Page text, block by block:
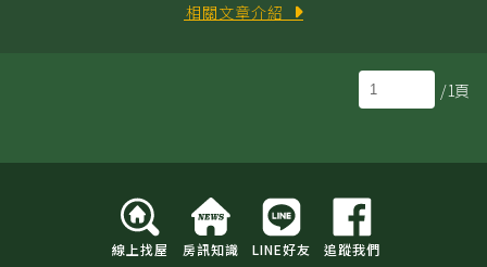
相關文章介紹
/1頁
線上找屋 房訊知識 LINE好友 追蹤我們